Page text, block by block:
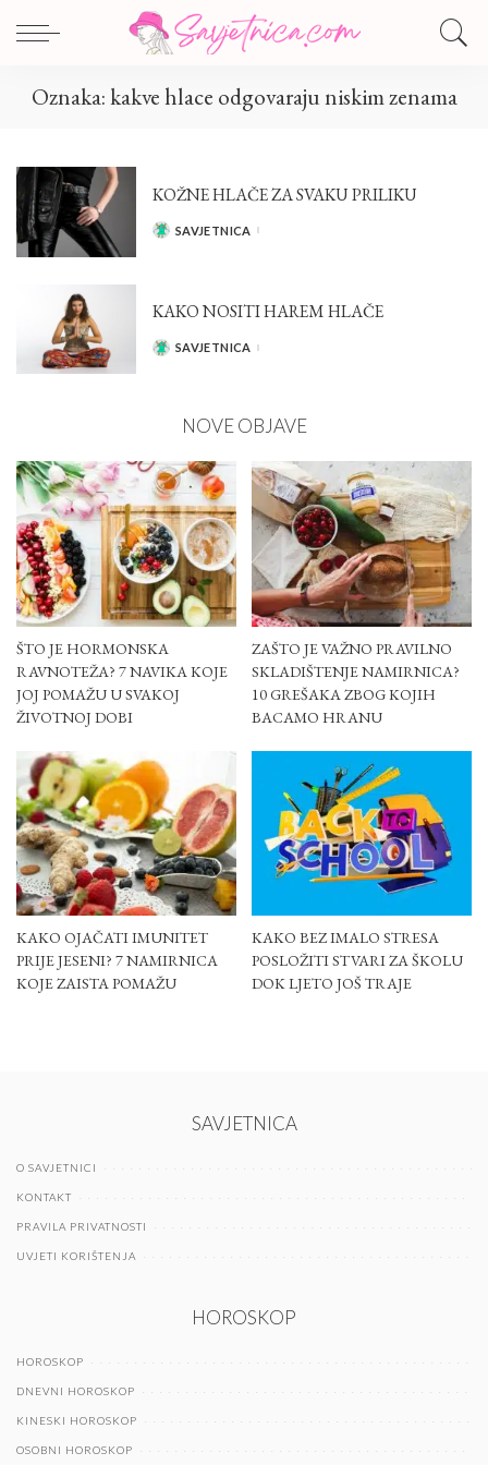
Oznaka:kakve hlace odgovaraju niskim zenama
KOŽNE HLAČE ZA SVAKU PRILIKU
POSTED
SAVJETNICA
KAKO NOSITI HAREM HLAČE
POSTED
SAVJETNICA
NOVE OBJAVE
ŠTO JE HORMONSKA
RAVNOTEŽA? 7 NAVIKA KOJE
JOJ POMAŽU U SVAKOJ
ŽIVOTNOJ DOBI
ZAŠTO JE VAŽNO PRAVILNO
SKLADIŠTENJE NAMIRNICA?
10 GREŠAKA ZBOG KOJIH
BACAMO HRANU
KAKO OJAČATI IMUNITET
PRIJE JESENI? 7 NAMIRNICA
KOJE ZAISTA POMAŽU
KAKO BEZ IMALO STRESA
POSLOŽITI STVARI ZA ŠKOLU
DOK LJETO JOŠ TRAJE
SAVJETNICA
O SAVJETNICI
KONTAKT
PRAVILA PRIVATNOSTI
UVJETI KORIŠTENJA
HOROSKOP
HOROSKOP
DNEVNI HOROSKOP
KINESKI HOROSKOP
OSOBNI HOROSKOP